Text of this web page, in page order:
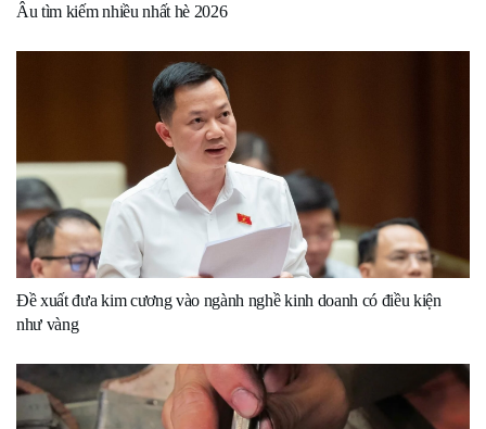
Âu tìm kiếm nhiều nhất hè 2026
Đề xuất đưa kim cương vào ngành nghề kinh doanh có điều kiện
như vàng